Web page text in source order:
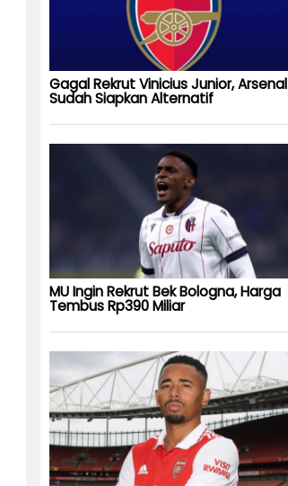
Gagal Rekrut Vinicius Junior, Arsenal
Sudah Siapkan Alternatif
MU Ingin Rekrut Bek Bologna, Harga
Tembus Rp390 Miliar